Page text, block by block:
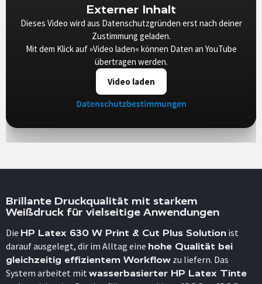
Externer Inhalt
Dieses Video wird aus Datenschutzgründen erst nach deiner
Zustimmung geladen.
Mit dem Klick auf »Video laden« können Daten an YouTube
übertragen werden.
Video laden
Datenschutzbestimmungen
Brillante Druckqualität mit starkem
Weißdruck für vielseitige Anwendungen
Die HP Latex 630 W Print & Cut Plus Solution ist
darauf ausgelegt, dir im Alltag eine hohe Qualität bei
gleichzeitig effizientem Workflow zu liefern. Das
System arbeitet mitwasserbasierter HP Latex Tinte